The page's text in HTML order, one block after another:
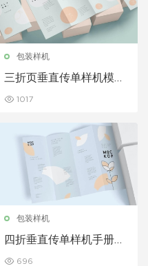
包装样机
三折页垂直传单样机模型
1017
包装样机
四折垂直传单样机手册样
696